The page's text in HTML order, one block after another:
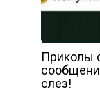
Приколы
слез!